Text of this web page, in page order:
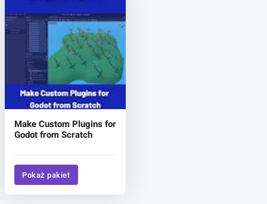
Make Custom Plugins for
Godot from Scratch
Pokaż pakiet